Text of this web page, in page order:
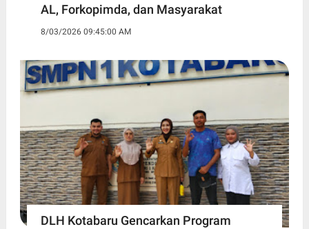
AL, Forkopimda, dan Masyarakat
8/03/2026 09:45:00 AM
DLH Kotabaru Gencarkan Program